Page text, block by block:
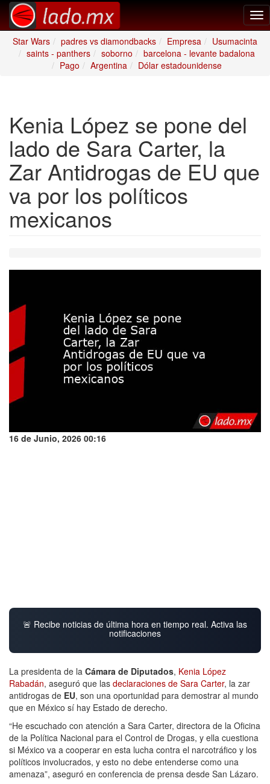
Star Wars
padres vs diamondbacks Empresa
Usumacinta
saints - panthers
soborno
barcelona - levante badalona
Pago
Argentina Dólar estadounidense
Kenia López se pone del
lado de Sara Carter, la
Zar Antidrogas de EU que
va por los políticos
mexicanos
16 de Junio, 2026 00:16
🚨 Recibe noticias de última hora en tiempo real. Activa las
notificaciones
La presidenta de la Cámara de Diputados, Kenia López
Rabadán, aseguró que las declaraciones de Sara Carter, la zar
antidrogas de EU, son una oportunidad para demostrar al mundo
que en México sí hay Estado de derecho.
“He escuchado con atención a Sara Carter, directora de la Oficina
de la Política Nacional para el Control de Drogas, y ella cuestiona
si México va a cooperar en esta lucha contra el narcotráfico y los
políticos involucrados, y esto no debe entenderse como una
amenaza”, aseguró en conferencia de prensa desde San Lázaro.